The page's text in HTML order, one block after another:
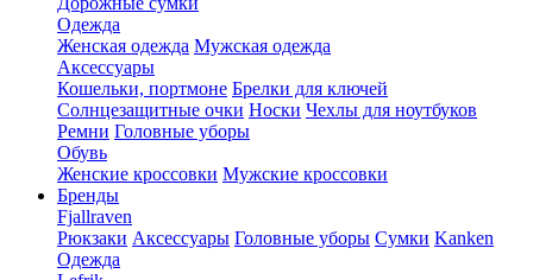
Одежда
Женская одежда Мужская одежда
Аксессуары
Кошельки, портмоне Брелки для ключей
Солнцезащитные очки Носки Чехлы для ноутбуков
Ремни Головные уборы
Обувь
Женские кроссовки Мужские кроссовки
Бренды
Fjallraven
Рюкзаки Аксессуары Головные уборы Сумки Kanken
Одежда